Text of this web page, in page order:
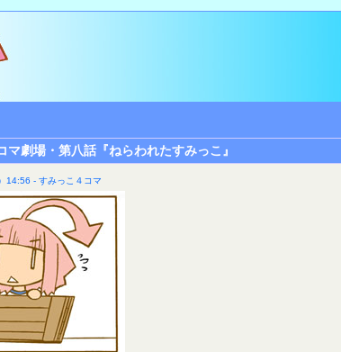
マ劇場・第八話『ねらわれたすみっこ』
14:56 - すみっこ４コマ